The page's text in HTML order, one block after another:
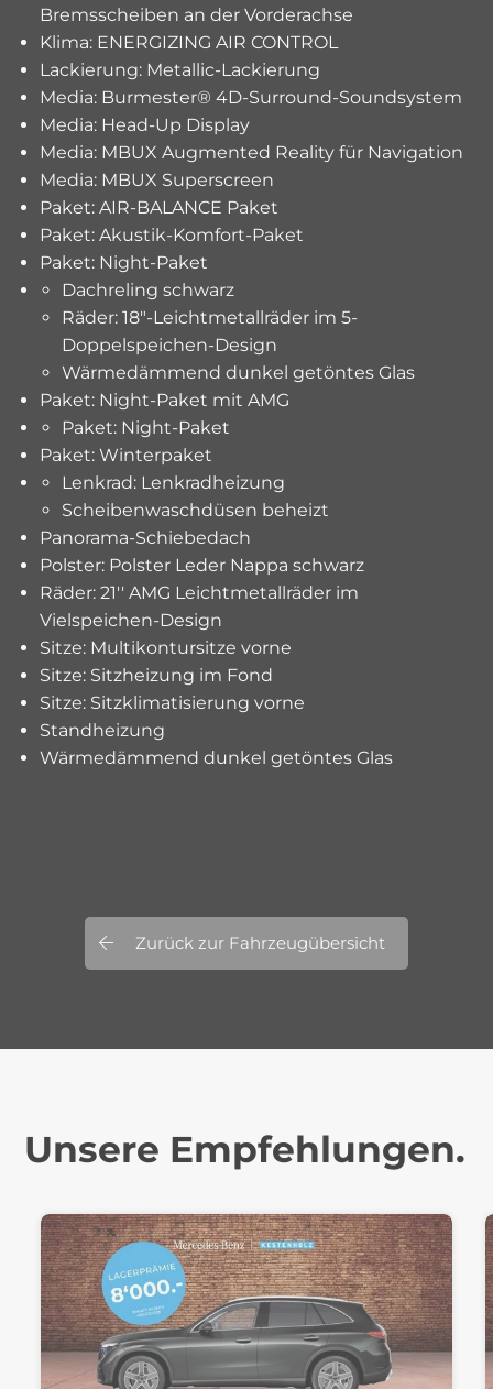
Bremsscheiben an der Vorderachse
Klima: ENERGIZING AIR CONTROL
Lackierung: Metallic-Lackierung
Media: Burmester® 4D-Surround-Soundsystem
Media: Head-Up Display
Media: MBUX Augmented Reality für Navigation
Media: MBUX Superscreen
Paket: AIR-BALANCE Paket
Paket: Akustik-Komfort-Paket
Paket: Night-Paket
Dachreling schwarz
Räder: 18"-Leichtmetallräder im 5-
Doppelspeichen-Design
Wärmedämmend dunkel getöntes Glas
Paket: Night-Paket mit AMG
Paket: Night-Paket
Paket: Winterpaket
Lenkrad: Lenkradheizung
Scheibenwaschdüsen beheizt
Panorama-Schiebedach
Polster: Polster Leder Nappa schwarz
Räder: 21'' AMG Leichtmetallräder im
Vielspeichen-Design
Sitze: Multikontursitze vorne
Sitze: Sitzheizung im Fond
Sitze: Sitzklimatisierung vorne
Standheizung
Wärmedämmend dunkel getöntes Glas
Zurück zur Fahrzeugübersicht
Unsere Empfehlungen.